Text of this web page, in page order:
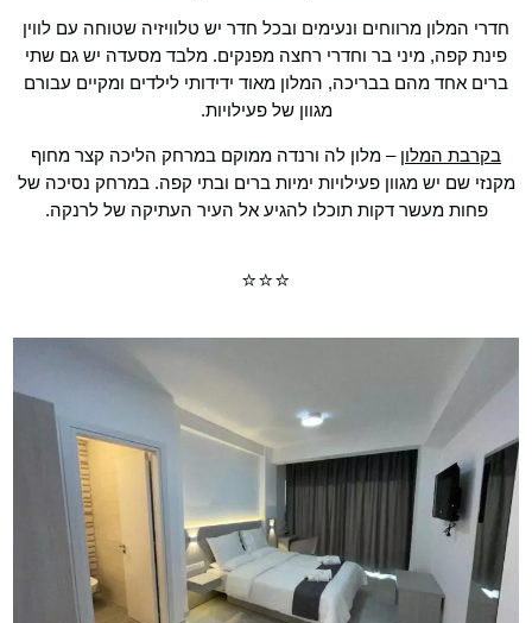
חדרי המלון מרווחים ונעימים ובכל חדר יש טלוויזיה שטוחה עם לווין
פינת קפה, מיני בר וחדרי רחצה מפנקים. מלבד מסעדה יש גם שתי
ברים אחד מהם בבריכה, המלון מאוד ידידותי לילדים ומקיים עבורם
מגוון של פעילויות.
בקרבת המלון – מלון לה ורנדה ממוקם במרחק הליכה קצר מחוף
מקנזי שם יש מגוון פעילויות ימיות ברים ובתי קפה. במרחק נסיכה של
פחות מעשר דקות תוכלו להגיע אל העיר העתיקה של לרנקה.
⭐⭐⭐